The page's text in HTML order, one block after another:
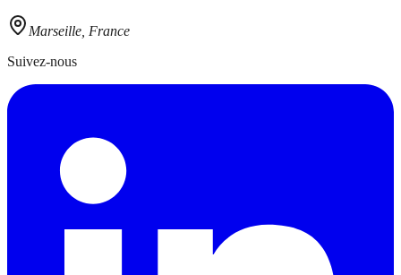
Marseille, France
Suivez-nous